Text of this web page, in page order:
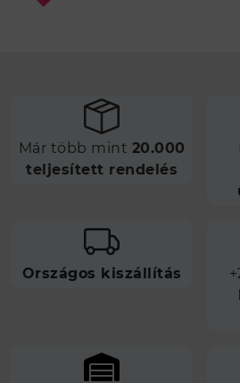
Már több mint 20.000
teljesített rendelés
Országos kiszállítás